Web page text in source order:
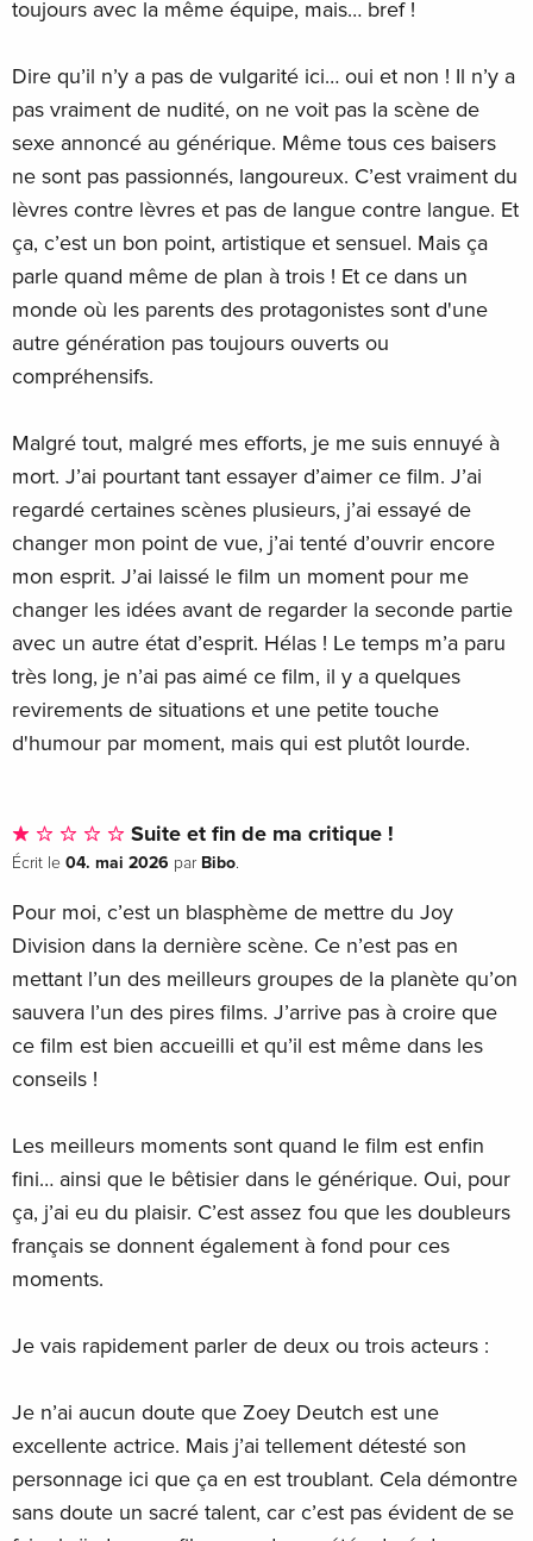
toujours avec la même équipe, mais… bref !
Dire qu’il n’y a pas de vulgarité ici… oui et non ! Il n’y a
pas vraiment de nudité, on ne voit pas la scène de
sexe annoncé au générique. Même tous ces baisers
ne sont pas passionnés, langoureux. C’est vraiment du
lèvres contre lèvres et pas de langue contre langue. Et
ça, c’est un bon point, artistique et sensuel. Mais ça
parle quand même de plan à trois ! Et ce dans un
monde où les parents des protagonistes sont d'une
autre génération pas toujours ouverts ou
compréhensifs.
Malgré tout, malgré mes efforts, je me suis ennuyé à
mort. J’ai pourtant tant essayer d’aimer ce film. J’ai
regardé certaines scènes plusieurs, j’ai essayé de
changer mon point de vue, j’ai tenté d’ouvrir encore
mon esprit. J’ai laissé le film un moment pour me
changer les idées avant de regarder la seconde partie
avec un autre état d’esprit. Hélas ! Le temps m’a paru
très long, je n’ai pas aimé ce film, il y a quelques
revirements de situations et une petite touche
d'humour par moment, mais qui est plutôt lourde.
Suite et fin de ma critique !
Écrit le 04. mai 2026 par Bibo.
Pour moi, c’est un blasphème de mettre du Joy
Division dans la dernière scène. Ce n’est pas en
mettant l’un des meilleurs groupes de la planète qu’on
sauvera l’un des pires films. J’arrive pas à croire que
ce film est bien accueilli et qu’il est même dans les
conseils !
Les meilleurs moments sont quand le film est enfin
fini… ainsi que le bêtisier dans le générique. Oui, pour
ça, j’ai eu du plaisir. C’est assez fou que les doubleurs
français se donnent également à fond pour ces
moments.
Je vais rapidement parler de deux ou trois acteurs :
Je n’ai aucun doute que Zoey Deutch est une
excellente actrice. Mais j’ai tellement détesté son
personnage ici que ça en est troublant. Cela démontre
sans doute un sacré talent, car c’est pas évident de se